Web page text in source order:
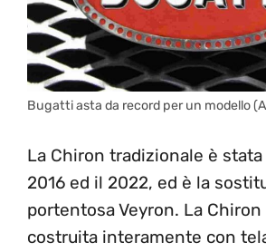
Bugatti asta da record per un modello
La Chiron tradizionale è
2016 ed il 2022, ed è la
portentosa Veyron. La
costruita interamente con